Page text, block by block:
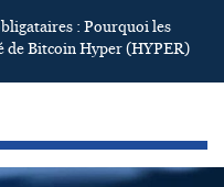
: Pourquoi les
de Bitcoin Hyper (HYPER)